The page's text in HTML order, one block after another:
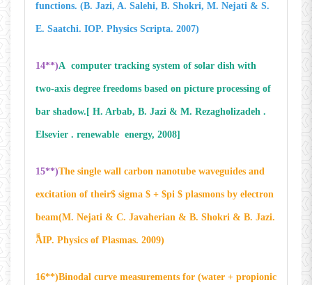
functions. (B. Jazi, A. Salehi, B. Shokri, M. Nejati & S.
E. Saatchi. IOP. Physics Scripta. 2007)
14**)A computer tracking system of solar dish with
two-axis degree freedoms based on picture processing of
bar shadow.[ H. Arbab, B. Jazi & M. Rezagholizadeh .
Elsevier . renewable energy, 2008]
15**)The single wall carbon nanotube waveguides and
excitation of their$ sigma $ + $pi $ plasmons by electron
beam(M. Nejati & C. Javaherian & B. Shokri & B. Jazi.
َََAIP. Physics of Plasmas. 2009)
16**)Binodal curve measurements for (water + propionic